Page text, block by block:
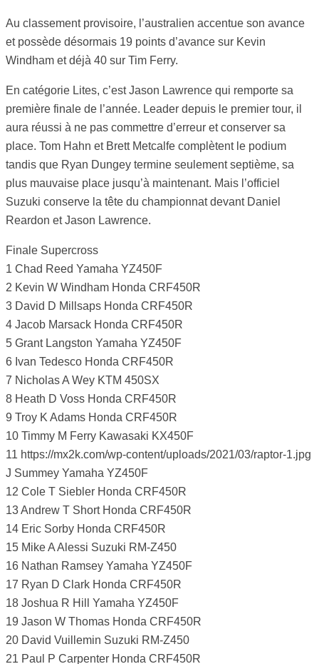
Au classement provisoire, l’australien accentue son avance
et possède désormais 19 points d’avance sur Kevin
Windham et déjà 40 sur Tim Ferry.
En catégorie Lites, c’est Jason Lawrence qui remporte sa
première finale de l’année. Leader depuis le premier tour, il
aura réussi à ne pas commettre d’erreur et conserver sa
place. Tom Hahn et Brett Metcalfe complètent le podium
tandis que Ryan Dungey termine seulement septième, sa
plus mauvaise place jusqu’à maintenant. Mais l’officiel
Suzuki conserve la tête du championnat devant Daniel
Reardon et Jason Lawrence.
Finale Supercross
1 Chad Reed Yamaha YZ450F
2 Kevin W Windham Honda CRF450R
3 David D Millsaps Honda CRF450R
4 Jacob Marsack Honda CRF450R
5 Grant Langston Yamaha YZ450F
6 Ivan Tedesco Honda CRF450R
7 Nicholas A Wey KTM 450SX
8 Heath D Voss Honda CRF450R
9 Troy K Adams Honda CRF450R
10 Timmy M Ferry Kawasaki KX450F
11 https://mx2k.com/wp-content/uploads/2021/03/raptor-1.jpg
J Summey Yamaha YZ450F
12 Cole T Siebler Honda CRF450R
13 Andrew T Short Honda CRF450R
14 Eric Sorby Honda CRF450R
15 Mike A Alessi Suzuki RM-Z450
16 Nathan Ramsey Yamaha YZ450F
17 Ryan D Clark Honda CRF450R
18 Joshua R Hill Yamaha YZ450F
19 Jason W Thomas Honda CRF450R
20 David Vuillemin Suzuki RM-Z450
21 Paul P Carpenter Honda CRF450R